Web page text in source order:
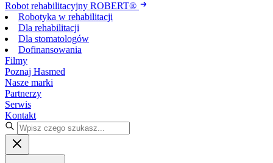
Robot rehabilitacyjny ROBERT®
Robotyka w rehabilitacji
Dla rehabilitacji
Dla stomatologów
Dofinansowania
Filmy
Poznaj Hasmed
Nasze marki
Partnerzy
Serwis
Kontakt